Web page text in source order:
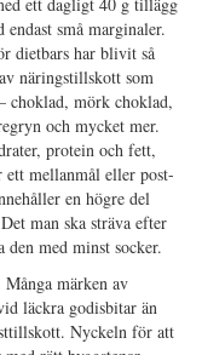
små marginaler.
dietbars har blivit så
näringstillskott som
choklad, mörk choklad,
och mycket mer.
protein och fett,
mellanmål eller post-
en högre del
man ska sträva efter
med minst socker.
märken av
läckra godisbitar än
Nyckeln för att